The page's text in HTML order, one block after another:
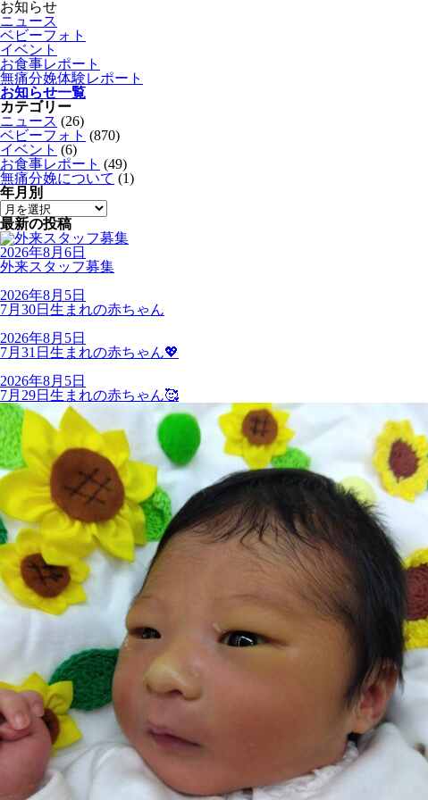
お知らせ
ニュース
ベビーフォト
イベント
お食事レポート
無痛分娩体験レポート
お知らせ一覧
カテゴリー
ニュース (26)
ベビーフォト (870)
イベント (6)
お食事レポート (49)
無痛分娩について (1)
年月別
最新の投稿
2026年8月6日
外来スタッフ募集
2026年8月5日
7月30日生まれの赤ちゃん
2026年8月5日
7月31日生まれの赤ちゃん💖
2026年8月5日
7月29日生まれの赤ちゃん🥰